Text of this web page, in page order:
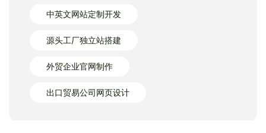
中英文网站定制开发
源头工厂独立站搭建
外贸企业官网制作
出口贸易公司网页设计